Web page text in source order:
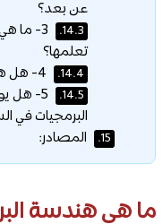
عن بعد؟
14.3.
3- ما
تعلمها؟
14.4.
14.5.
5- هل
البرمجيات في
15. المصادر:
ما هي هندسة